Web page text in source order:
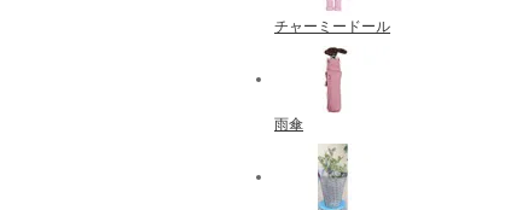
チャーミードール
雨傘